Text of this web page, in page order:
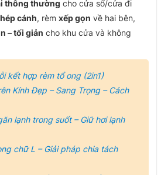
thông thường cho cửa sổ/cửa đi
cánh, rèm xếp gọn về hai bên,
– tối giản cho khu cửa và không
kết hợp rèm tổ ong (2in1)
Kính Đẹp – Sang Trọng – Cách
lạnh trong suốt – Giữ hơi lạnh
chữ L – Giải pháp chia tách